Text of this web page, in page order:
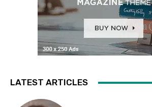
LATEST ARTICLES